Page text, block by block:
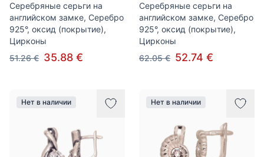
Серебряные серьги на
английском замке, Серебро
925°, оксид (покрытие),
Цирконы
51.26 € 35.88 €
Серебряные серьги на
английском замке, Серебро
925°, оксид (покрытие),
Цирконы
62.05 € 52.74 €
Нет в наличии Нет в наличии